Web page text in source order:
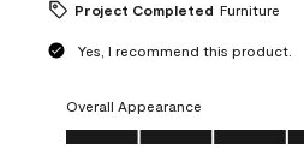
Project Completed Furniture
Yes, I recommend this product.
Overall Appearance
Overall Appearance, 5.0 out of 5